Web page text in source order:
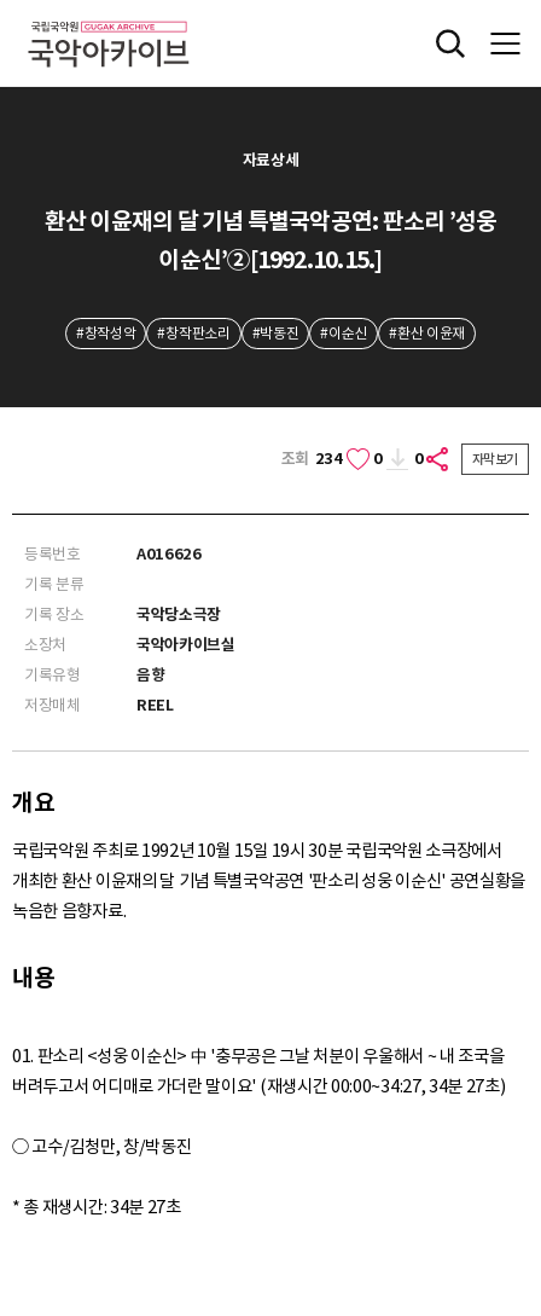
자료상세
환산 이윤재의 달 기념 특별국악공연: 판소리 ’성웅
이순신’②[1992.10.15.]
#창작성악 #창작판소리 #박동진 #이순신 #환산 이윤재
조회 234 0 0 자막보기
등록번호
A016626
기록 분류
기록 장소
국악당소극장
소장처
국악아카이브실
기록유형
음향
저장매체
REEL
개요
국립국악원 주최로 1992년 10월 15일 19시 30분 국립국악원 소극장에서
개최한 환산 이윤재의 달 기념 특별국악공연 '판소리 성웅 이순신' 공연실황을
녹음한 음향자료.
내용
01. 판소리 <성웅 이순신> 中 '충무공은 그날 처분이 우울해서 ~ 내 조국을
버려두고서 어디매로 가더란 말이요' (재생시간 00:00~34:27, 34분 27초)
○ 고수/김청만, 창/박동진
* 총 재생시간: 34분 27초